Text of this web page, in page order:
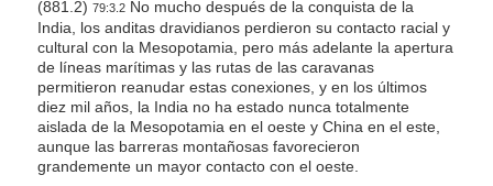
(881.2) 79:3.2No mucho después de la conquista de la
India, los anditas dravidianos perdieron su contacto racial y
cultural con la Mesopotamia, pero más adelante la apertura
de líneas marítimas y las rutas de las caravanas
permitieron reanudar estas conexiones, y en los últimos
diez mil años, la India no ha estado nunca totalmente
aislada de la Mesopotamia en el oeste y China en el este,
aunque las barreras montañosas favorecieron
grandemente un mayor contacto con el oeste.